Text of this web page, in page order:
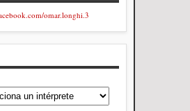
omar.longhi.3